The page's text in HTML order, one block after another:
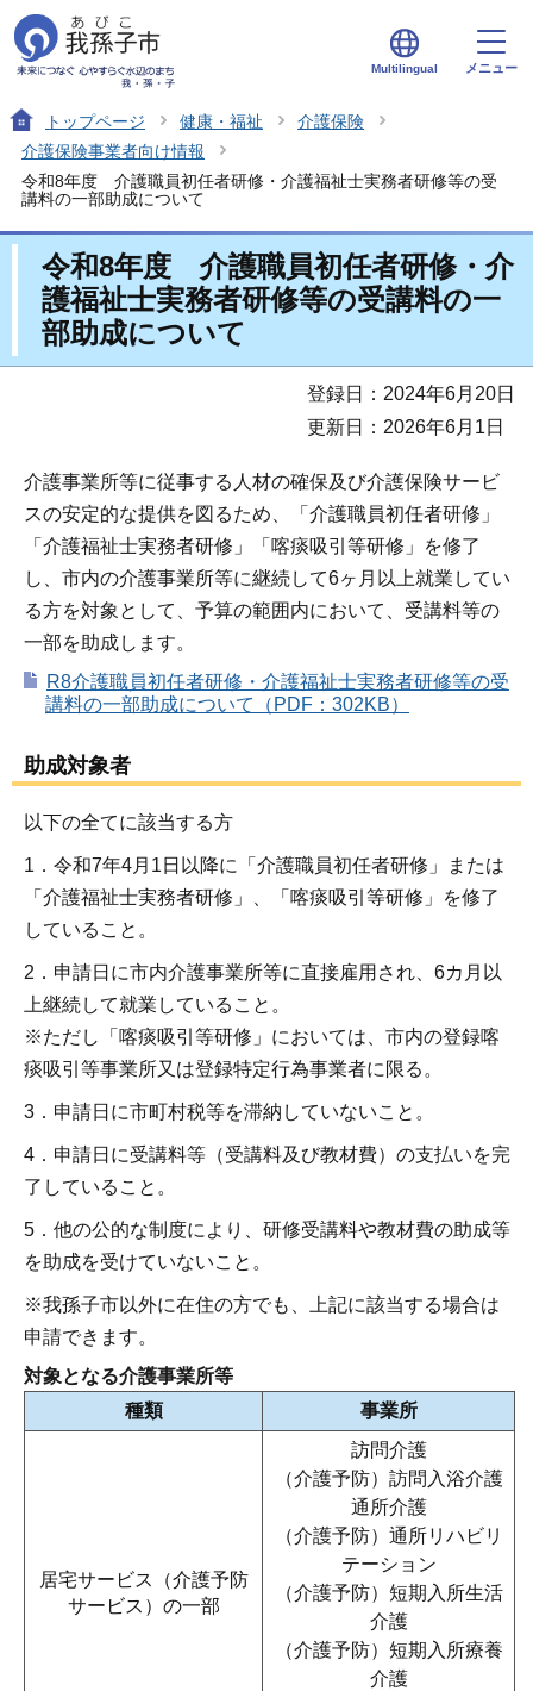
Multilingual メニュー
トップページ 健康・福祉
介護保険
介護保険事業者向け情報
令和8年度 介護職員初任者研修・介護福祉士実務者研修等の受
講料の一部助成について
令和8年度 介護職員初任者研修・介
護福祉士実務者研修等の受講料の一
部助成について
登録日：2024年6月20日
更新日：2026年6月1日
介護事業所等に従事する人材の確保及び介護保険サービ
スの安定的な提供を図るため、「介護職員初任者研修」
「介護福祉士実務者研修」「喀痰吸引等研修」を修了
し、市内の介護事業所等に継続して6ヶ月以上就業してい
る方を対象として、予算の範囲内において、受講料等の
一部を助成します。
R8介護職員初任者研修・介護福祉士実務者研修等の受
講料の一部助成について（PDF：302KB）
助成対象者
以下の全てに該当する方
1．令和7年4月1日以降に「介護職員初任者研修」または
「介護福祉士実務者研修」、「喀痰吸引等研修」を修了
していること。
2．申請日に市内介護事業所等に直接雇用され、6カ月以
上継続して就業していること。
※ただし「喀痰吸引等研修」においては、市内の登録喀
痰吸引等事業所又は登録特定行為事業者に限る。
3．申請日に市町村税等を滞納していないこと。
4．申請日に受講料等（受講料及び教材費）の支払いを完
了していること。
5．他の公的な制度により、研修受講料や教材費の助成等
を助成を受けていないこと。
※我孫子市以外に在住の方でも、上記に該当する場合は
申請できます。
対象となる介護事業所等
種類
事業所
居宅サービス（介護予防
サービス）の一部
訪問介護
（介護予防）訪問入浴介護
通所介護
（介護予防）通所リハビリ
テーション
（介護予防）短期入所生活
介護
（介護予防）短期入所療養
介護